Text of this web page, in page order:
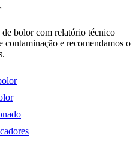
bolor com relatório técnico
e recomendamos o